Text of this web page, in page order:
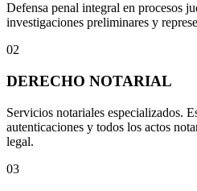
Defensa penal integral en procesos
investigaciones preliminares y
02
DERECHO NOTARIAL
Servicios notariales especializados.
autenticaciones y todos los actos
legal.
03